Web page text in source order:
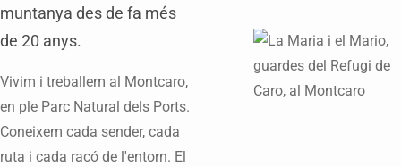
muntanya des de fa més
de 20 anys.
Vivim i treballem al Montcaro,
en ple Parc Natural dels Ports.
Coneixem cada sender, cada
ruta i cada racó de l'entorn. El